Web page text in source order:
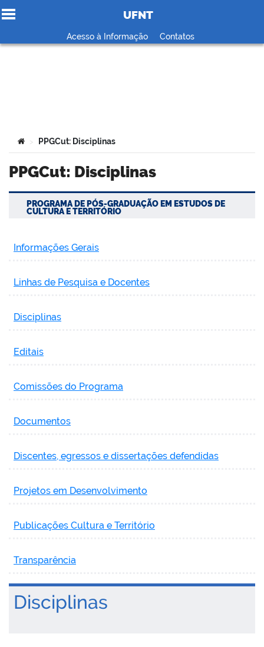
Ir para o conteúdo
UFNT
Acesso à Informação Contatos
Você está aqui:
> PPGCut: Disciplinas
PPGCut: Disciplinas
PROGRAMA DE PÓS-GRADUAÇÃO EM ESTUDOS DE
CULTURA E TERRITÓRIO
Informações Gerais
Linhas de Pesquisa e Docentes
Disciplinas
Editais
Comissões do Programa
Documentos
Discentes, egressos e dissertações defendidas
Projetos em Desenvolvimento
Publicações Cultura e Território
Transparência
Disciplinas